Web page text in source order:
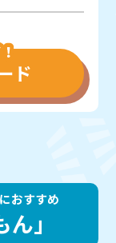
ド
おすすめ
」